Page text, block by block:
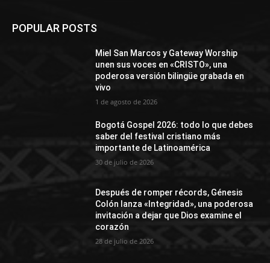
POPULAR POSTS
Miel San Marcos y Gateway Worship
unen sus voces en «CRISTO», una
poderosa versión bilingüe grabada en
vivo
1 de agosto de 2026
Bogotá Gospel 2026: todo lo que debes
saber del festival cristiano más
importante de Latinoamérica
30 de julio de 2026
Después de romper récords, Génesis
Colón lanza «Integridad», una poderosa
invitación a dejar que Dios examine el
corazón
28 de julio de 2026